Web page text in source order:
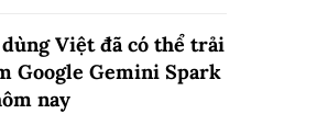
Việt đã có thể trải
Google Gemini Spark
nay